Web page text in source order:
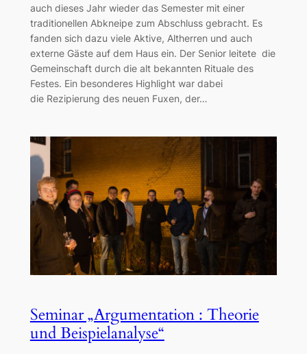
auch dieses Jahr wieder das Semester mit einer
traditionellen Abkneipe zum Abschluss gebracht. Es
fanden sich dazu viele Aktive, Altherren und auch
externe Gäste auf dem Haus ein. Der Senior leitete die
Gemeinschaft durch die alt bekannten Rituale des
Festes. Ein besonderes Highlight war dabei
die Rezipierung des neuen Fuxen, der…
Seminar „Argumentation : Theorie
und Beispielanalyse“